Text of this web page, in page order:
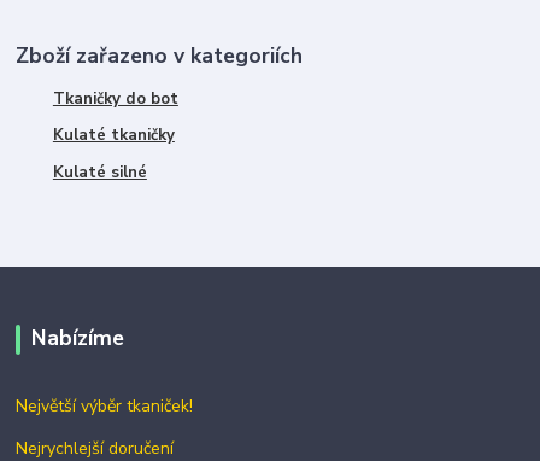
Zboží zařazeno v kategoriích
Tkaničky do bot
Kulaté tkaničky
Kulaté silné
Nabízíme
Největší výběr tkaniček!
Nejrychlejší doručení